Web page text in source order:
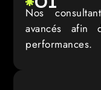
Nos
avancés afin
performances.